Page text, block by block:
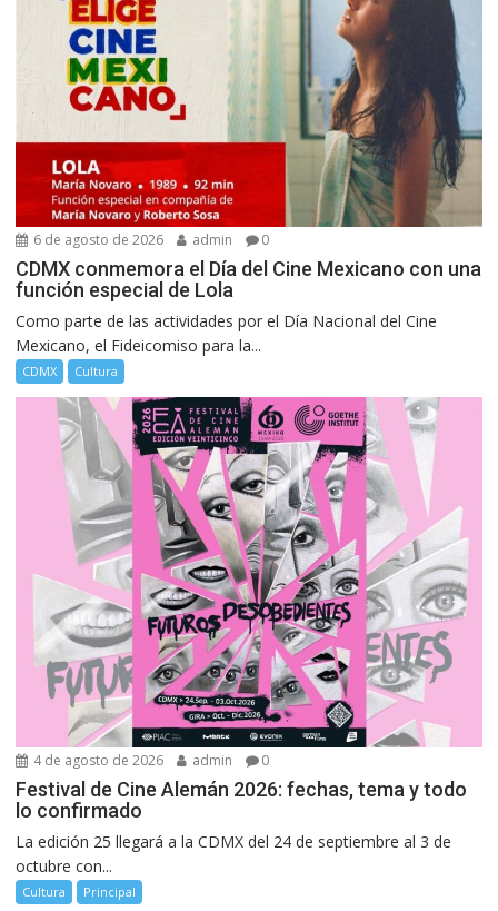
6 de agosto de 2026 admin 0
CDMX conmemora el Día del Cine Mexicano con una
función especial de Lola
Como parte de las actividades por el Día Nacional del Cine
Mexicano, el Fideicomiso para la...
CDMX Cultura
4 de agosto de 2026 admin 0
Festival de Cine Alemán 2026: fechas, tema y todo
lo confirmado
La edición 25 llegará a la CDMX del 24 de septiembre al 3 de
octubre con...
Cultura Principal